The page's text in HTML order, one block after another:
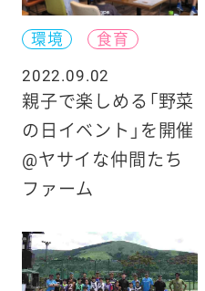
環境
食育
2022.09.02
親子で楽しめる「野菜
の日イベント」を開催
@ヤサイな仲間たち
ファーム